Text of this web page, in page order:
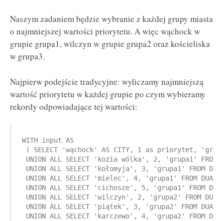
Naszym zadaniem będzie wybranie z każdej grupy miasta
o najmniejszej wartości priorytetu. A więc wąchock w
grupie grupa1, wilczyn w grupie grupa2 oraz kościeliska
w grupa3.
Najpierw podejście tradycyjne: wyliczamy najmniejszą
wartość priorytetu w każdej grupie po czym wybieramy
rekordy odpowiadające tej wartości:
WITH input AS
( SELECT 'wąchock' AS CITY, 1 as priorytet, 'grupa1'
UNION ALL SELECT 'kozia wólka', 2, 'grupa1' FROM
UNION ALL SELECT 'kołomyja', 3, 'grupa1' FROM
UNION ALL SELECT 'mielec', 4, 'grupa1' FROM DUAL
UNION ALL SELECT 'cichosze', 5, 'grupa1' FROM
UNION ALL SELECT 'wilczyn', 2, 'grupa2' FROM DUAL
UNION ALL SELECT 'piątek', 3, 'grupa2' FROM DUAL
UNION ALL SELECT 'karczewo', 4, 'grupa2' FROM